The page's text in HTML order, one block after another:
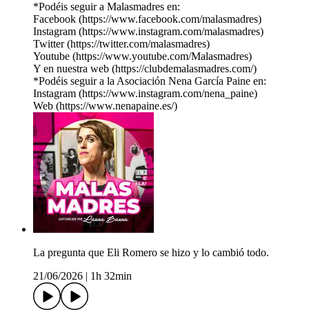
*Podéis seguir a Malasmadres en:
Facebook (https://www.facebook.com/malasmadres)
Instagram (https://www.instagram.com/malasmadres)
Twitter (https://twitter.com/malasmadres)
Youtube (https://www.youtube.com/Malasmadres)
Y en nuestra web (https://clubdemalasmadres.com/)
*Podéis seguir a la Asociación Nena García Paine en:
Instagram (https://www.instagram.com/nena_paine)
Web (https://www.nenapaine.es/)
La pregunta que Eli Romero se hizo y lo cambió todo.
21/06/2026
1h 32min